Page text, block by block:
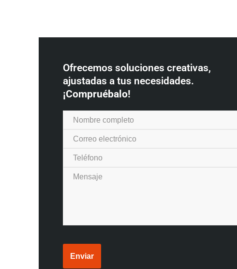
Ofrecemos soluciones creativas,
ajustadas a tus necesidades.
¡Compruébalo!